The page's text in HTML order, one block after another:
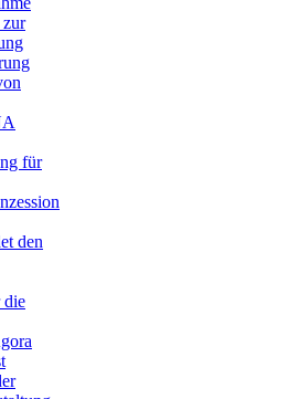
zur
für
den
die